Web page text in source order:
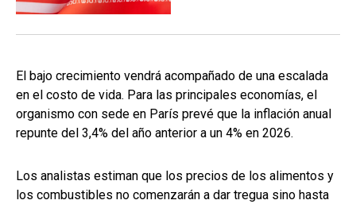
El bajo crecimiento vendrá acompañado de una escalada
en el costo de vida. Para las principales economías, el
organismo con sede en París prevé que la inflación anual
repunte del 3,4% del año anterior a un 4% en 2026.
Los analistas estiman que los precios de los alimentos y
los combustibles no comenzarán a dar tregua sino hasta